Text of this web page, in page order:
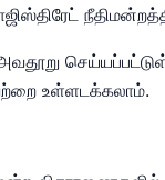
உள்ளடக்கலாம்.